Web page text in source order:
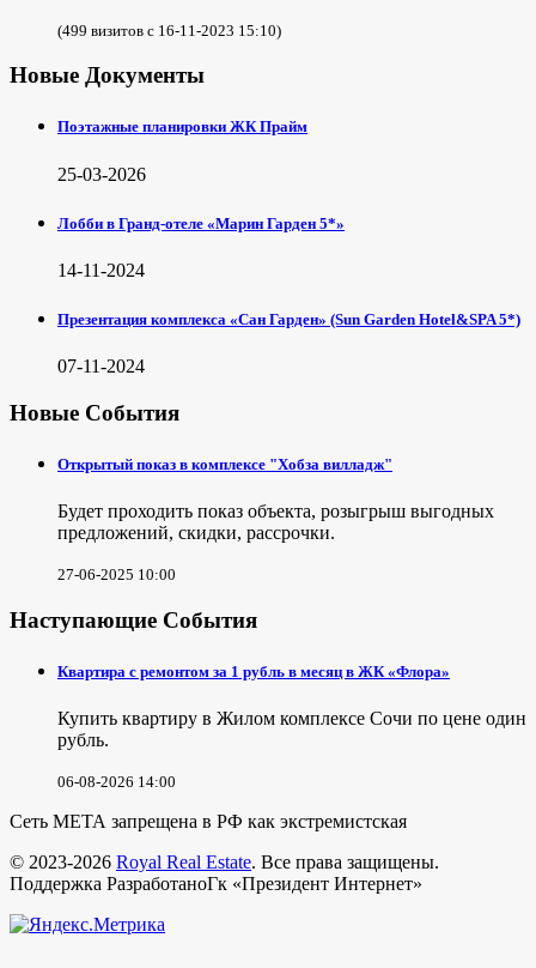
(499 визитов с 16-11-2023 15:10)
Новые Документы
Поэтажные планировки ЖК Прайм
25-03-2026
Лобби в Гранд-отеле «Марин Гарден 5*»
14-11-2024
Презентация комплекса «Сан Гарден» (Sun Garden Hotel&SPA 5*)
07-11-2024
Новые События
Открытый показ в комплексе "Хобза вилладж"
Будет проходить показ объекта, розыгрыш выгодных
предложений, скидки, рассрочки.
27-06-2025 10:00
Наступающие События
Квартира с ремонтом за 1 рубль в месяц в ЖК «Флора»
Купить квартиру в Жилом комплексе Сочи по цене один
рубль.
06-08-2026 14:00
Сеть МЕТА запрещена в РФ как экстремистская
© 2023-2026 Royal Real Estate. Все права защищены.
Поддержка РазработаноГк «Президент Интернет»